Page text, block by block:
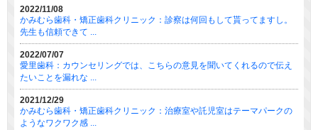
2022/11/08
かみむら歯科・矯正歯科クリニック：診察は何回もして貰ってますし。
先生も信頼できて ...
2022/07/07
愛里歯科：カウンセリングでは、こちらの意見を聞いてくれるので伝え
たいことを漏れな ...
2021/12/29
かみむら歯科・矯正歯科クリニック：治療室や託児室はテーマパークの
ようなワクワク感 ...